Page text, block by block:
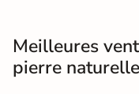
Normes
Origine
Meilleures
pierre